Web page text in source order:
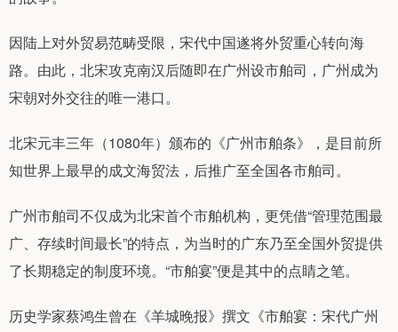
因陆上对外贸易范畴受限，宋代中国遂将外贸重心转向海
路。由此，北宋攻克南汉后随即在广州设市舶司，广州成为
宋朝对外交往的唯一港口。
北宋元丰三年（1080年）颁布的《广州市舶条》，是目前所
知世界上最早的成文海贸法，后推广至全国各市舶司。
广州市舶司不仅成为北宋首个市舶机构，更凭借“管理范围最
广、存续时间最长”的特点，为当时的广东乃至全国外贸提供
了长期稳定的制度环境。“市舶宴”便是其中的点睛之笔。
历史学家蔡鸿生曾在《羊城晚报》撰文《市舶宴：宋代广州